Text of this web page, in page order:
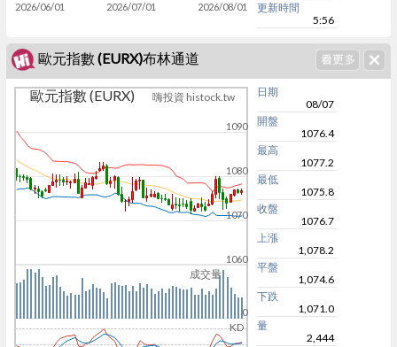
2026/06/01 2026/07/01 2026/08/01
更新時間
5:56
歐元指數 (EURX)布林通道
成交量
KD
歐元指數 (EURX) 嗨投資 histock.tw
1060
1070
1080
1090
0
日期
08/07
開盤
1076.4
最高
1077.2
最低
1075.8
收盤
1076.7
上漲
1,078.2
平盤
1,074.6
下跌
1,071.0
量
2,444